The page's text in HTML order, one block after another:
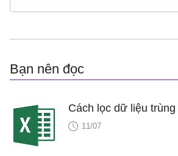
Bạn nên đọc
Cách lọc dữ liệu
11/07